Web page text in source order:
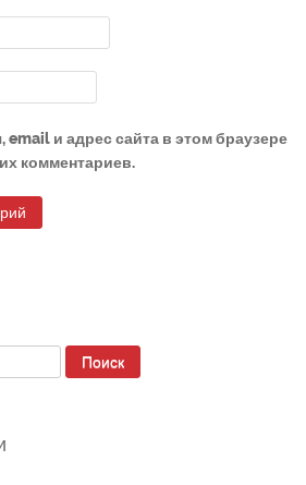
и адрес сайта в этом браузере
комментариев.